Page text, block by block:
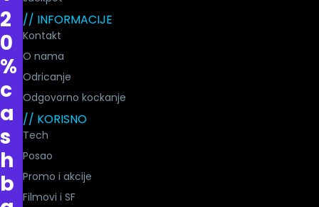
2
0
%
c
a
s
h
b
// INFORMACIJE
Kontakt
O nama
Odricanje
Odgovorno kockanje
// KORISNO
Tech
Posao
Promo i akcije
Filmovi i SF